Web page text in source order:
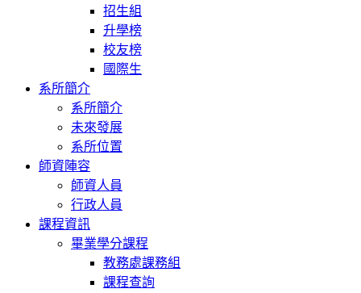
招生組
升學榜
校友榜
國際生
系所簡介
系所簡介
未來發展
系所位置
師資陣容
師資人員
行政人員
課程資訊
畢業學分課程
教務處課務組
課程查詢